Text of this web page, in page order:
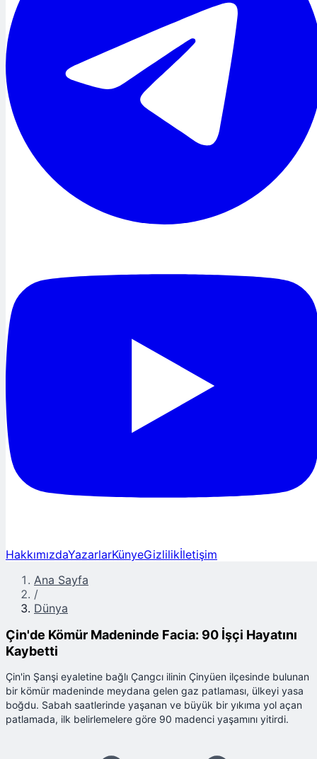
HakkımızdaYazarlarKünyeGizlilikİletişim
Ana Sayfa
/
Dünya
Çin'de Kömür Madeninde Facia: 90 İşçi Hayatını
Kaybetti
Çin'in Şanşi eyaletine bağlı Çangcı ilinin Çinyüen ilçesinde bulunan
bir kömür madeninde meydana gelen gaz patlaması, ülkeyi yasa
boğdu. Sabah saatlerinde yaşanan ve büyük bir yıkıma yol açan
patlamada, ilk belirlemelere göre 90 madenci yaşamını yitirdi.